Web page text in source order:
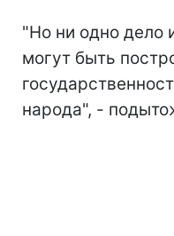
"Но ни одно дело
могут быть
народа", -